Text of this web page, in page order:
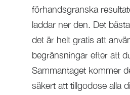
förhandsgranska
laddar ner den. Det
det är helt gratis att
begränsningar efter att
Sammantaget kommer
säkert att tillgodose alla